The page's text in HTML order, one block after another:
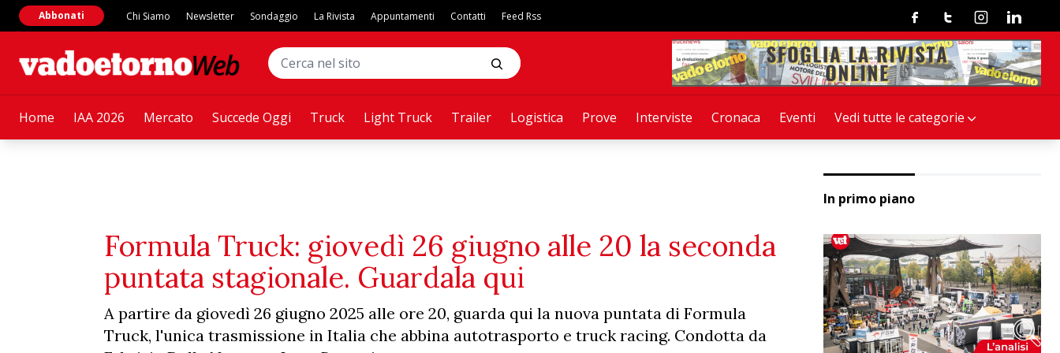
Home IAA 2026 Mercato Succede Oggi Truck Light Truck Trailer Logistica Prove Interviste Cronaca Eventi Vedi tutte le categorie
Abbonati Chi Siamo Newsletter Sondaggio La Rivista Appuntamenti Contatti Feed Rss FacebookTwitterInstagramLinkedin
Formula Truck: giovedì 26 giugno alle 20 la seconda
puntata stagionale. Guardala qui
A partire da giovedì 26 giugno 2025 alle ore 20, guarda qui la nuova puntata di Formula
Truck, l'unica trasmissione in Italia che abbina autotrasporto e truck racing. Condotta da
In primo piano